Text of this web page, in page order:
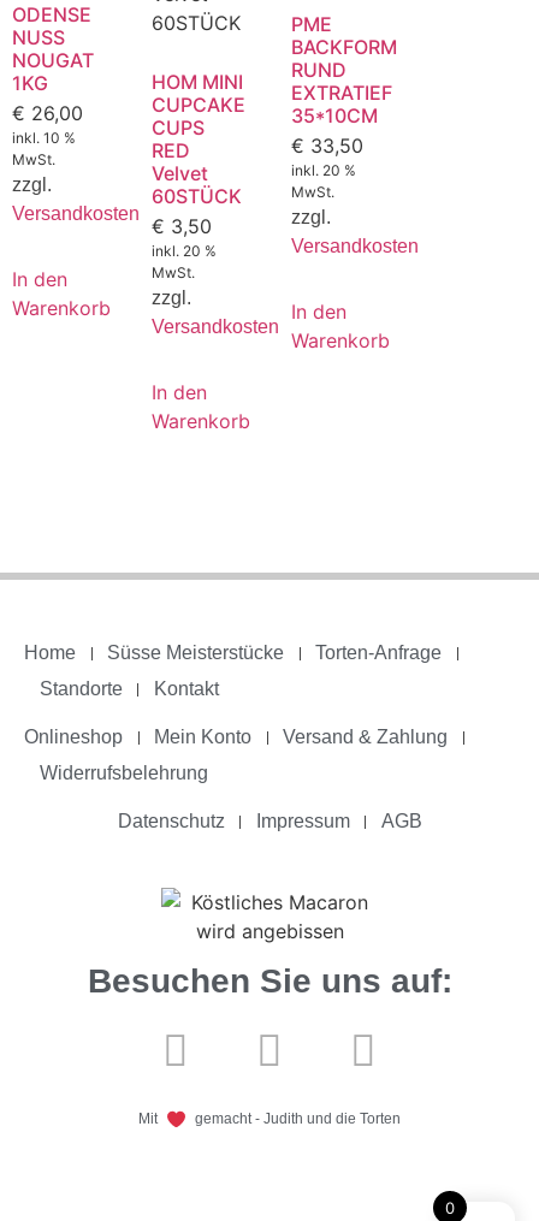
ODENSE
NUSS
NOUGAT
1KG
€ 26,00
inkl. 10 %
MwSt.
zzgl.
Versandkosten
In den
Warenkorb
HOM MINI
CUPCAKE
CUPS
RED
Velvet
60STÜCK
€ 3,50
inkl. 20 %
MwSt.
zzgl.
Versandkosten
In den
Warenkorb
PME
BACKFORM
RUND
EXTRATIEF
35*10CM
€ 33,50
inkl. 20 %
MwSt.
zzgl.
Versandkosten
In den
Warenkorb
Home Süsse Meisterstücke
Torten-Anfrage
Standorte
Kontakt
Onlineshop Mein Konto
Versand & Zahlung
Widerrufsbelehrung
Datenschutz Impressum AGB
Besuchen Sie uns auf:
Mit gemacht - Judith und die Torten
0